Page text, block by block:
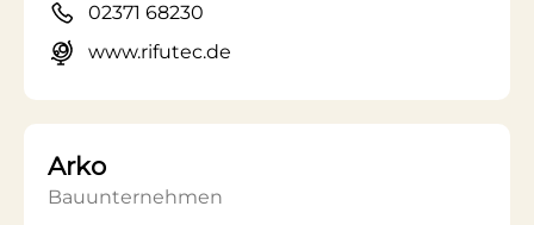
02371 68230
www.rifutec.de
Arko
Bauunternehmen